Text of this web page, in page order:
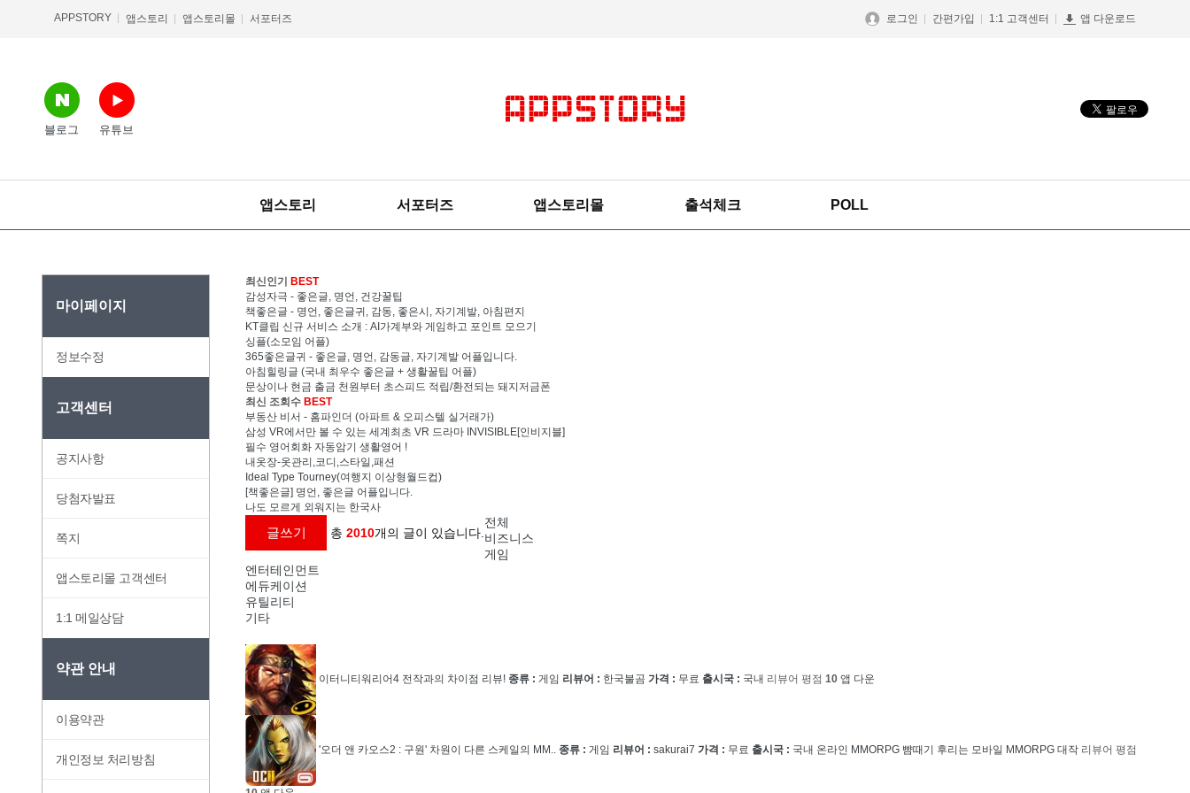
APPSTORY 앱스토리 앱스토리몰 서포터즈 로그인 간편가입 1:1 고객센터 앱 다운로드
블로그 유튜브
앱스토리 서포터즈 앱스토리몰 출석체크 POLL
마이페이지
정보수정
고객센터
공지사항
당첨자발표
쪽지
앱스토리몰 고객센터
1:1 메일상담
약관 안내
이용약관
개인정보 처리방침
최신인기
BEST
감성자극 - 좋은글, 명언, 건강꿀팁
책좋은글 - 명언, 좋은글귀, 감동, 좋은시, 자기계발, 아침편지
KT클립 신규 서비스 소개 : AI가계부와 게임하고 포인트 모으기
싱플(소모임 어플)
365좋은글귀 - 좋은글, 명언, 감동글, 자기계발 어플입니다.
아침힐링글 (국내 최우수 좋은글 + 생활꿀팁 어플)
문상이나 현금 출금 천원부터 초스피드 적립/환전되는 돼지저금폰
최신 조회수 BEST
부동산 비서 - 홈파인더 (아파트 & 오피스텔 실거래가)
삼성 VR에서만 볼 수 있는 세계최초 VR 드라마 INVISIBLE[인비지블]
필수 영어회화 자동암기 생활영어 !
내옷장-옷관리,코디,스타일,패션
Ideal Type Tourney(여행지 이상형월드컵)
[책좋은글] 명언, 좋은글 어플입니다.
나도 모르게 외워지는 한국사
글쓰기 총 2010개의 글이 있습니다.
전체
비즈니스
게임
엔터테인먼트
에듀케이션
유틸리티
기타
이터니티워리어4 전작과의 차이점 리뷰! 종류 : 게임 리뷰어 : 한국불곰 가격 : 무료 출시국 : 국내 리뷰어 평점 10 앱 다운
'오더 앤 카오스2 : 구원' 차원이 다른 스케일의 MM.. 종류 : 게임 리뷰어 : sakurai7 가격 : 무료 출시국 : 국내 온라인 MMORPG 뺨때기 후리는 모바일 MMORPG 대작 리뷰어 평점